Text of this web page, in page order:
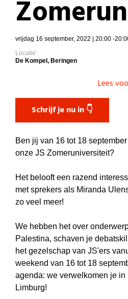
vrijdag 16 september, 2022 | 20:00 -
Locatie:
De Kompel, Beringen
Lees
Schrijf je nu in 👇
Ben jij van 16 tot 18
onze JS Zomeruniversiteit?
Het belooft een razend
met sprekers als Miranda
zo veel meer!
We hebben het over
Palestina, schaven je
het gezelschap van JS'ers
weekend van 16 tot 18
agenda: we verwelkomen je
Limburg!